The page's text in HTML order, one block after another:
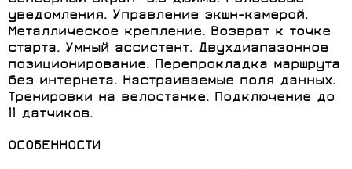
уведомления. Управление экшн-камерой.
Металлическое крепление. Возврат к точке
старта. Умный ассистент. Двухдиапазонное
позиционирование. Перепрокладка маршрута
без интернета. Настраиваемые поля данных.
Тренировки на велостанке. Подключение до
11 датчиков.
ОСОБЕННОСТИ